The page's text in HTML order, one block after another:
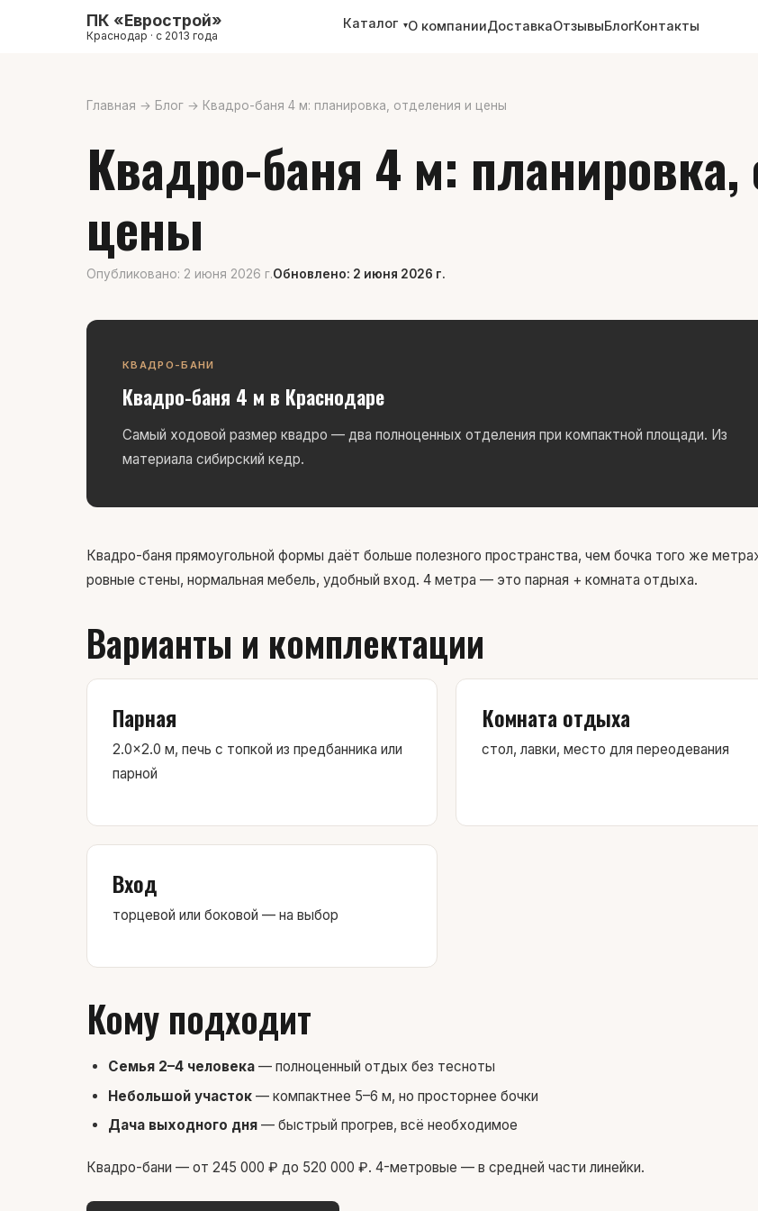
ПК «Еврострой»
Краснодар · с 2013 года
Каталог ▾О компанииДоставкаОтзывыБлогКонтакты
Главная → Блог → Квадро-баня 4 м: планировка, отделения и цены
Квадро-баня 4 м: планировка,
цены
Опубликовано: 2 июня 2026 г.Обновлено: 2 июня 2026 г.
КВАДРО-БАНИ
Квадро-баня 4 м в Краснодаре
Самый ходовой размер квадро — два полноценных отделения при компактной площади. Из
материала сибирский кедр.
Квадро-баня прямоугольной формы даёт больше полезного пространства, чем бочка того же
ровные стены, нормальная мебель, удобный вход. 4 метра — это парная + комната отдыха.
Варианты и комплектации
Парная
2.0×2.0 м, печь с топкой из предбанника или
парной
Комната отдыха
стол, лавки, место для переодевания
Вход
торцевой или боковой — на выбор
Кому подходит
Семья 2–4 человека — полноценный отдых без тесноты
Небольшой участок — компактнее 5–6 м, но просторнее бочки
Дача выходного дня — быстрый прогрев, всё необходимое
Квадро-бани — от 245 000 ₽ до 520 000 ₽. 4-метровые — в средней части линейки.